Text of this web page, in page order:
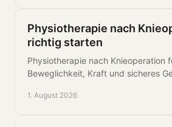
Physiotherapie nach
richtig starten
Physiotherapie nach Knieoperation
Beweglichkeit, Kraft und sicheres
gelingt.
1. August 2026